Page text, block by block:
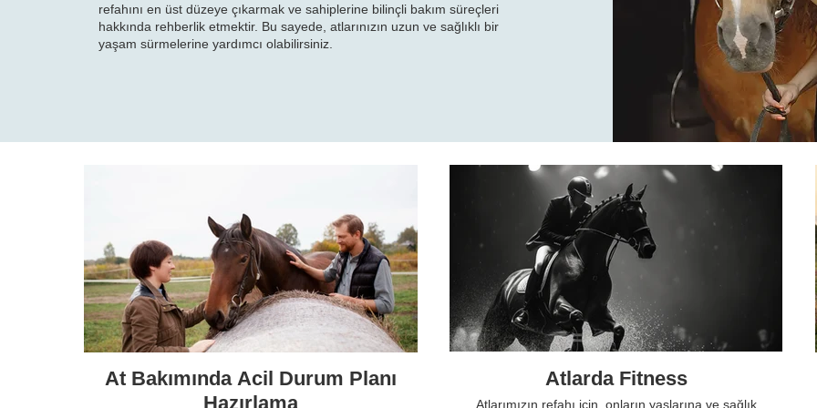
refahını en üst düzeye çıkarmak ve sahiplerine bilinçli bakım süreçleri
hakkında rehberlik etmektir. Bu sayede, atlarınızın uzun ve sağlıklı bir
yaşam sürmelerine yardımcı olabilirsiniz.
At Bakımında Acil Durum Planı
Hazırlama
Atlarda Fitness
Atlarımızın refahı için, onların yaşlarına ve sağlık